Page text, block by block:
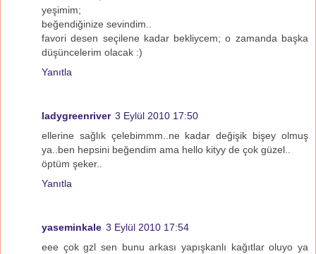
yeşimim;
beğendiğinize sevindim..
favori desen seçilene kadar bekliycem; o zamanda başka
düşüncelerim olacak :)
Yanıtla
ladygreenriver 3 Eylül 2010 17:50
ellerine sağlık çelebimmm..ne kadar değişik bişey olmuş
ya..ben hepsini beğendim ama hello kityy de çok güzel..
öptüm şeker..
Yanıtla
yaseminkale 3 Eylül 2010 17:54
eee çok gzl sen bunu arkası yapışkanlı kağıtlar oluyo ya